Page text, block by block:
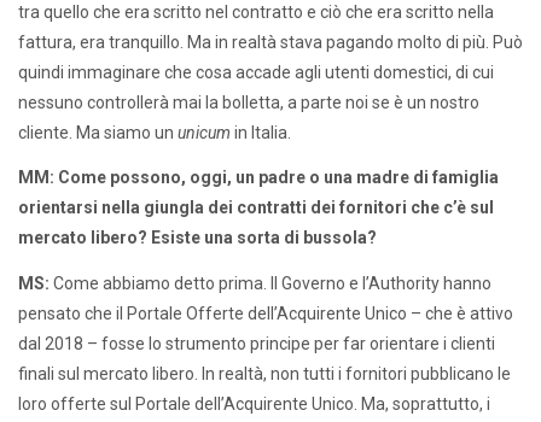
tra quello che era scritto nel contratto e ciò che era scritto nella
fattura, era tranquillo. Ma in realtà stava pagando molto di più. Può
quindi immaginare che cosa accade agli utenti domestici, di cui
nessuno controllerà mai la bolletta, a parte noi se è un nostro
cliente. Ma siamo un unicum in Italia.
MM: Come possono, oggi, un padre o una madre di famiglia
orientarsi nella giungla dei contratti dei fornitori che c’è sul
mercato libero? Esiste una sorta di bussola?
MS: Come abbiamo detto prima. Il Governo e l’Authority hanno
pensato che il Portale Offerte dell’Acquirente Unico – che è attivo
dal 2018 – fosse lo strumento principe per far orientare i clienti
finali sul mercato libero. In realtà, non tutti i fornitori pubblicano le
loro offerte sul Portale dell’Acquirente Unico. Ma, soprattutto, i